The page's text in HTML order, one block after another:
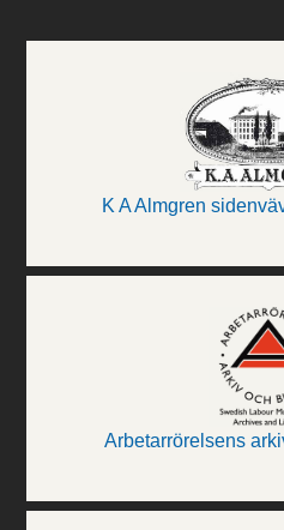
K A Almgren
Arbetarrörelsens